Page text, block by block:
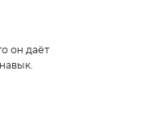
он даёт